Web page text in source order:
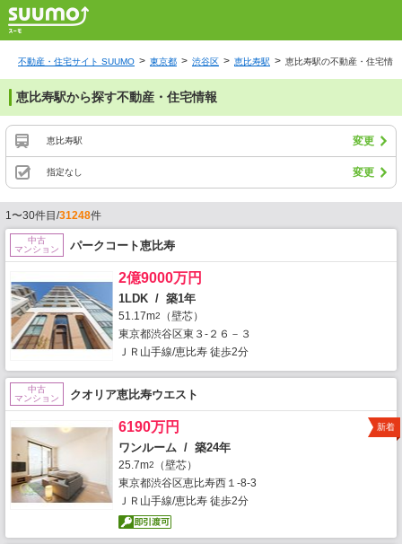
不動産・住宅サイト SUUMO 東京都 渋谷区 恵比寿駅 恵比寿駅の不動産・住宅情報
恵比寿駅から探す不動産・住宅情報
恵比寿駅 変更
指定なし 変更
1〜30件目/31248件
中古
マンション
パークコート恵比寿
2億9000万円
1LDK / 築1年
51.17m2
（壁芯）
東京都渋谷区東３-２６－３
ＪＲ山手線/恵比寿 徒歩2分
中古
マンション
クオリア恵比寿ウエスト
6190万円
ワンルーム / 築24年
25.7m2
（壁芯）
東京都渋谷区恵比寿西１-8-3
ＪＲ山手線/恵比寿 徒歩2分
新着